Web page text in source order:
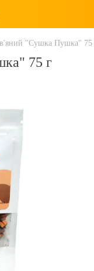
"Сушка Пушка" 75
75 г